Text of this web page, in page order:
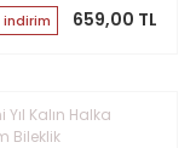
indirim 659,00 TL